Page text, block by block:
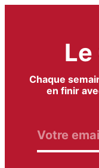
Le
Chaque
en finir